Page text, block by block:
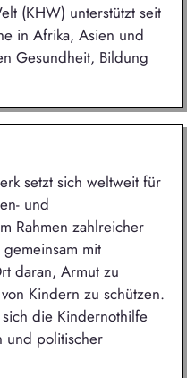
(KHW) unterstützt seit
in Afrika, Asien und
Gesundheit, Bildung
setzt sich weltweit für
und
Rahmen zahlreicher
mit
daran, Armut zu
Kindern zu schützen.
die Kindernothilfe
und politischer